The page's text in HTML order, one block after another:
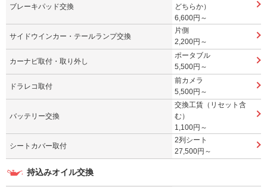
ブレーキパッド交換
どちらか）
6,600円～
サイドウインカー・テールランプ交換
片側
2,200円～
カーナビ取付・取り外し
ポータブル
5,500円～
ドラレコ取付
前カメラ
5,500円～
バッテリー交換
交換工賃（リセット含
む）
1,100円～
シートカバー取付
2列シート
27,500円～
持込みオイル交換